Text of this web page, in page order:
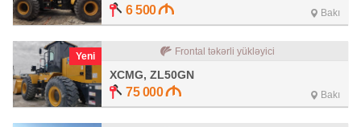
6 500 Bakı
Yeni Frontal təkərli yükləyici
XCMG, ZL50GN
75 000 Bakı